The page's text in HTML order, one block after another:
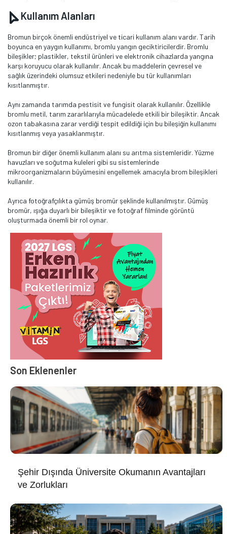
Kullanım Alanları
Bromun birçok önemli endüstriyel ve ticari kullanım alanı vardır. Tarih
boyunca en yaygın kullanımı, bromlu yangın geciktiricilerdir. Bromlu
bileşikler; plastikler, tekstil ürünleri ve elektronik cihazlarda yangına
karşı koruyucu olarak kullanılır. Ancak bu maddelerin çevresel ve
sağlık üzerindeki olumsuz etkileri nedeniyle bu tür kullanımları
kısıtlanmıştır.
Aynı zamanda tarımda pestisit ve fungisit olarak kullanılır. Özellikle
bromlu metil, tarım zararlılarıyla mücadelede etkili bir bileşiktir. Ancak
ozon tabakasına zarar verdiği tespit edildiği için bu bileşiğin kullanımı
kısıtlanmış veya yasaklanmıştır.
Bromun bir diğer önemli kullanım alanı su arıtma sistemleridir. Yüzme
havuzları ve soğutma kuleleri gibi su sistemlerinde
mikroorganizmaların büyümesini engellemek amacıyla brom bileşikleri
kullanılır.
Ayrıca fotoğrafçılıkta gümüş bromür şeklinde kullanılmıştır. Gümüş
bromür, ışığa duyarlı bir bileşiktir ve fotoğraf filminde görüntü
oluşturmada önemli bir rol oynar.
Son Eklenenler
Şehir Dışında Üniversite Okumanın Avantajları
ve Zorlukları